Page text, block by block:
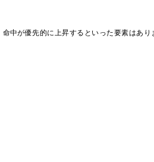
中が優先的に上昇するといった要素はあり